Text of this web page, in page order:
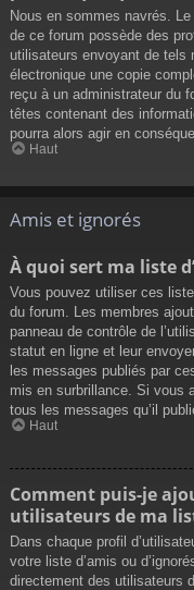
Nous en sommes navrés.
de ce forum possède des
utilisateurs envoyant de tels
électronique une copie
reçu à un administrateur du
têtes contenant des
pourra alors agir en
Haut
Amis et ignorés
À quoi sert ma liste
Vous pouvez utiliser ces
du forum. Les membres
panneau de contrôle de
statut en ligne et leur
les messages publiés par
mis en surbrillance. Si vous
tous les messages qu’il
Haut
Comment puis-je
utilisateurs de ma
Dans chaque profil
votre liste d’amis ou
directement des utilisateurs